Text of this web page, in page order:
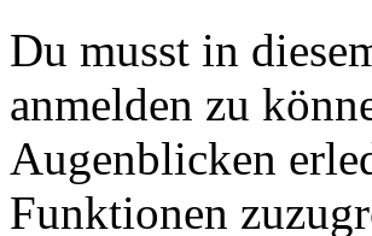
Du musst in
anmelden zu
Augenblicken
Funktionen